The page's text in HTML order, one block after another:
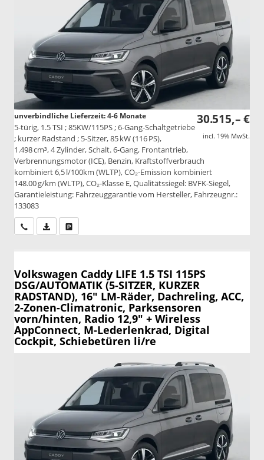
30.515,– €
incl. 19% MwSt.
unverbindliche Lieferzeit: 4-6 Monate
5-türig, 1.5 TSI ; 85KW/115PS ; 6-Gang-Schaltgetriebe
; kurzer Radstand ; 5-Sitzer, 85 kW (116 PS),
1.498 cm³, 4 Zylinder, Schalt. 6-Gang, Frontantrieb,
Verbrennungsmotor (ICE), Benzin, Kraftstoffverbrauch
kombiniert 6,5 l/100km (WLTP), CO₂-Emission kombiniert
148.00 g/km (WLTP), CO₂-Klasse E, Qualitätssiegel: BVFK-Siegel,
Garantieleistung: Fahrzeuggarantie vom Hersteller, Fahrzeugnr.:
133083
Wir rufen Sie anPDF-Datei, Fahrzeugexposé drucken
Volkswagen Caddy LIFE 1.5 TSI 115PS
DSG/AUTOMATIK (5-SITZER, KURZER
RADSTAND), 16" LM-Räder, Dachreling, ACC,
2-Zonen-Climatronic, Parksensoren
vorn/hinten, Radio 12,9" + Wireless
AppConnect, M-Lederlenkrad, Digital
Cockpit, Schiebetüren li/re